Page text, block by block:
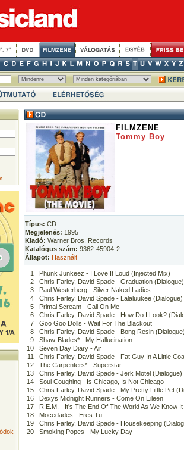
FILMZENE
Tommy Boy
Típus: CD
Megjelenés: 1995
Kiadó: Warner Bros. Records
Katalógus szám: 9362-45904-2
Állapot: Használt
1
Phunk Junkeez - I Love It Loud (Injected Mix)
2
Chris Farley, David Spade - Graduation (Dialogue)
3
Paul Westerberg - Silver Naked Ladies
4
Chris Farley, David Spade - Lalaluukee (Dialogue)
5
Primal Scream - Call On Me
6
Chris Farley, David Spade - How Do I Look?
7
Goo Goo Dolls - Wait For The Blackout
8
Chris Farley, David Spade - Bong Resin
9
Shaw-Blades* - My Hallucination
10
Seven Day Diary - Air
11
Chris Farley, David Spade - Fat Guy In A Little
12
The Carpenters* - Superstar
13
Chris Farley, David Spade - Jerk Motel (Dialogue)
14
Soul Coughing - Is Chicago, Is Not Chicago
15
Chris Farley, David Spade - My Pretty Little Pet
16
Dexys Midnight Runners - Come On Eileen
17
R.E.M. - It's The End Of The World As We Know
18
Mocedades - Eres Tu
19
Chris Farley, David Spade - Housekeeping
20
Smoking Popes - My Lucky Day